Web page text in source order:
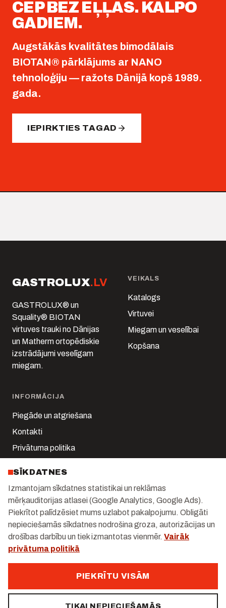
CEP BEZ EĻĻAS. KALPO
GADIEM.
Augstākās kvalitātes bimodālais
BIOTAN® pārklājums ar NANO
tehnoloģiju — ražots Dānijā kopš 1989.
gada.
IEPIRKTIES TAGAD
GASTROLUX.LV
GASTROLUX® un
Squality® BIOTAN
virtuves trauki no Dānijas
un Matherm ortopēdiskie
izstrādājumi veselīgam
miegam.
VEIKALS
Katalogs
Virtuvei
Miegam un veselībai
Kopšana
INFORMĀCIJA
Piegāde un atgriešana
Kontakti
Privātuma politika
KONTAKTI
Kalnciema iela 1-k2, Rīga
+371 29 247 171
info@gastrolux.lv
Darba dienās 10:00–18:00
SĪKDATNES
Izmantojam sīkdatnes statistikai un reklāmas
mērķauditorijas atlasei (Google Analytics, Google Ads).
Piekrītot palīdzēsiet mums uzlabot pakalpojumu. Obligāti
nepieciešamās sīkdatnes nodrošina groza, autorizācijas un
drošības darbību un tiek izmantotas vienmēr. Vairāk
privātuma politikā
PIEKRĪTU VISĀM
TIKAI NEPIECIEŠAMĀS